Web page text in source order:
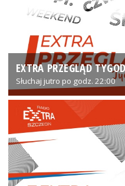
EXTRA PRZEGLĄD
Słuchaj jutro po godz. 22:00